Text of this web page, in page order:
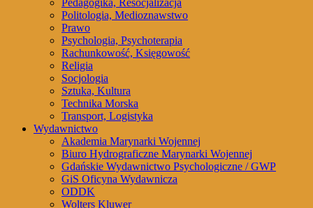
Pedagogika, Resocjalizacja
Politologia, Medioznawstwo
Prawo
Psychologia, Psychoterapia
Rachunkowość, Księgowość
Religia
Socjologia
Sztuka, Kultura
Technika Morska
Transport, Logistyka
Wydawnictwo
Akademia Marynarki Wojennej
Biuro Hydrograficzne Marynarki Wojennej
Gdańskie Wydawnictwo Psychologiczne / GWP
GiS Oficyna Wydawnicza
ODDK
Wolters Kluwer